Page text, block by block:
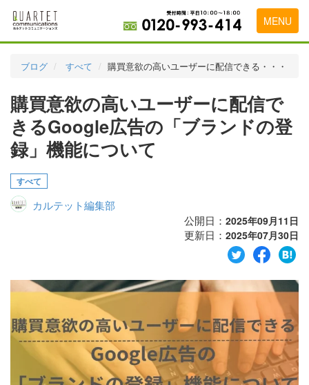
MENU
実績・お客様の声
初めて導入をお考えの方
広告代理店・HP制作会社様へ
お問い合わせ
ブログ すべて 購買意欲の高いユーザーに配信できる・・・
購買意欲の高いユーザーに配信で
きるGoogle広告の「ブランドの登
録」機能について
すべて
カルテット編集部
公開日： 2025年09月11日
更新日： 2025年07月30日